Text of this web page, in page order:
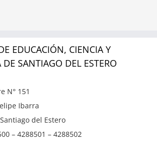
EDUCACIÓN, CIENCIA Y
SANTIAGO DEL ESTERO
N° 151
Ibarra
del Estero
– 4288501 – 4288502